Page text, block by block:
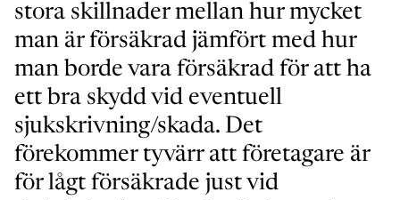
stora skillnader mellan hur mycket
man är försäkrad jämfört med hur
man borde vara försäkrad för att ha
ett bra skydd vid eventuell
sjukskrivning/skada. Det
förekommer tyvärr att företagare är
för lågt försäkrade just vid